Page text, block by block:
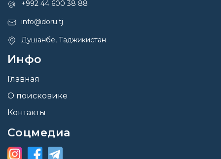
+992 44 600 38 88
info@doru.tj
Душанбе, Таджикистан
Инфо
Главная
О поисковике
Контакты
Соцмедиа